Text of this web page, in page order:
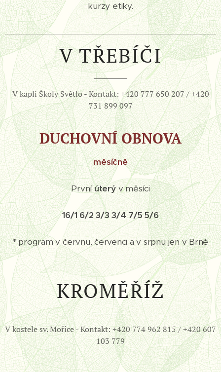
kurzy etiky.
V TŘEBÍČI
V kapli Školy Světlo - Kontakt: +420 777 650 207 / +420
731 899 097
DUCHOVNÍ OBNOVA
měsíčně
Prvníúterýv měsíci
16/1 6/2 3/3 3/4 7/5 5/6
* program v červnu, červenci a v srpnu jen v Brně
KROMĚŘÍŽ
V kostele sv. Mořice - Kontakt: +420 774 962 815 / +420 607
103 779